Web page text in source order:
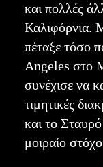
και πολλές
Καλιφόρνια.
πέταξε τόσο
Angeles στο
συνέχισε να
τιμητικές
και το
μοιραίο